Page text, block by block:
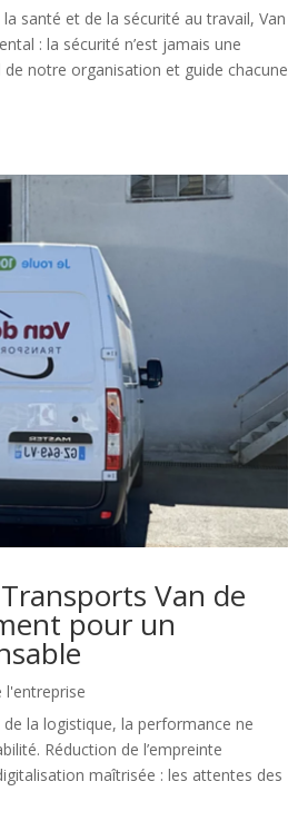
santé et de la sécurité au travail, Van
: la sécurité n’est jamais une
notre organisation et guide chacune
Van de
pour un
l'entreprise
la logistique, la performance ne
Réduction de l’empreinte
maîtrisée : les attentes des